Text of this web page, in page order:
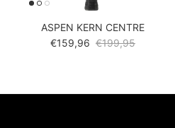
ASPEN KERN CENTRE
Verkoopprijs
€159,96 Reguliere prijs
€199,95